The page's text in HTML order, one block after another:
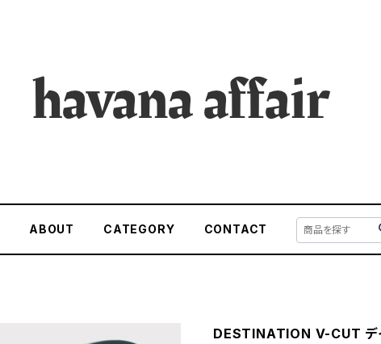
ABOUT CATEGORY CONTACT
DESTINATION V-CUT